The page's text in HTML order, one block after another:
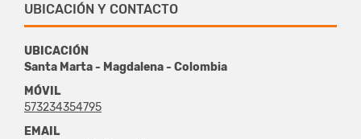
UBICACIÓN Y CONTACTO
UBICACIÓN
Santa Marta - Magdalena - Colombia
MÓVIL
573234354795
EMAIL